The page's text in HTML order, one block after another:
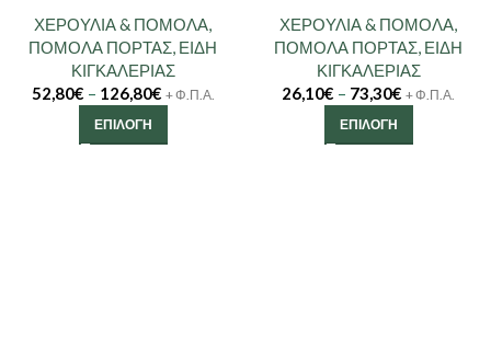
ΧΕΡΟΥΛΙΑ & ΠΟΜΟΛΑ,
ΠΟΜΟΛΑ ΠΟΡΤΑΣ, ΕΙΔΗ
ΚΙΓΚΑΛΕΡΙΑΣ
52,80€ – 126,80€ + Φ.Π.Α.
ΕΠΙΛΟΓΉ
ΧΕΡΟΥΛΙΑ & ΠΟΜΟΛΑ,
ΠΟΜΟΛΑ ΠΟΡΤΑΣ, ΕΙΔΗ
ΚΙΓΚΑΛΕΡΙΑΣ
26,10€ – 73,30€ + Φ.Π.Α.
ΕΠΙΛΟΓΉ